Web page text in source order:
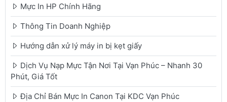
Mực In HP Chính Hãng
Thông Tin Doanh Nghiệp
Hướng dẫn xử lý máy in bị kẹt giấy
Dịch Vụ Nạp Mực Tận Nơi Tại Vạn Phúc – Nhanh 30
Phút, Giá Tốt
Địa Chỉ Bán Mực In Canon Tại KDC Vạn Phúc